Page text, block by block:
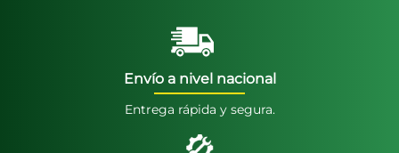
Envío a nivel nacional
Entrega rápida y segura.